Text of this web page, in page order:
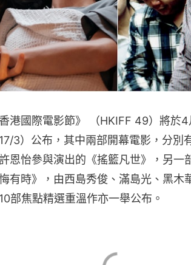
港國際電影節》 （HKIFF 49）將於
3）公布，其中兩部開幕電影，分別
恩怡參與演出的《搖籃凡世》，另一
有時》，由西島秀俊、滿島光、黑木
部焦點精選重溫作亦一舉公布。